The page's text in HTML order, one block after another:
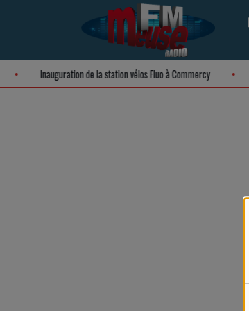
Inauguration de la station vélos Fluo à Commercy